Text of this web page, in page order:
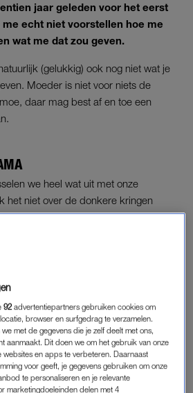
jaar geleden voor het eerst
echt niet voorstellen hoe me
wat me dat zou geven.
(gelukkig) ook nog niet wat je
Moeder is niet voor niets de
daar mag best af en toe een
we heel wat uit met onze
het niet over de donkere kringen
grijze haren die ze je kunnen
je als moeder bepalend bent voor
jouw kinderen? Ofwel voor de
hun huid? Dat klinkt ingewikkeld,
van de huid van jouw kinderen
dagen na de geboorte geselecteerd.
groot deel van jouw lichaam
duidelijker hoe belangrijk die
te beschermen tegen schade van
92 advertentiepartners gebruiken cookies om
browser en surfgedrag te verzamelen.
met de gegevens die je zelf deelt met ons,
aanmaakt. Dit doen we om het gebruik van onze
websites en apps te verbeteren. Daarnaast
voor geeft, je gegevens gebruiken om onze
te personaliseren en je relevante
marketingdoeleinden delen met 4